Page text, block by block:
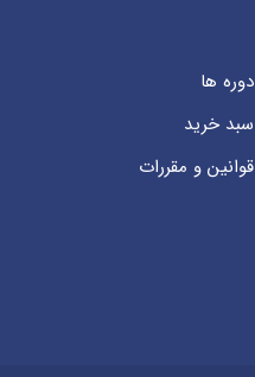
دوره ها
سبد خرید
قوانین و مقررات